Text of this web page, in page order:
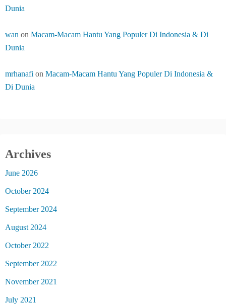
Dunia
wan on Macam-Macam Hantu Yang Populer Di Indonesia & Di
Dunia
mrhanafi on Macam-Macam Hantu Yang Populer Di Indonesia &
Di Dunia
Archives
June 2026
October 2024
September 2024
August 2024
October 2022
September 2022
November 2021
July 2021